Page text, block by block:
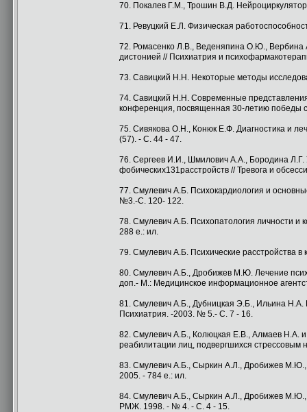
70. Покалев Г.М., Трошин В.Д.
71. Ревуцкий Е.Л. Физическая
72. Ромасенко Л.В., Веденяпина О.Ю., Вербина
дистонией // Психиатрия и
73. Савицкий H.H. Некоторые методы
74. Савицкий H.H. Современные
конференция, посвященная 30-летию победы
75. Сивякова О.Н., Конюк Е.Ф. Диагностика и
(57). - С. 44 - 47.
76. Сергеев И.И., Шмилович A.A., Бородина
фобических131расстройств // Тревога и
77. Смулевич А.Б. Психокардиология и
№3.-С. 120- 122.
78. Смулевич А.Б. Психопатология личности
288 е.: ил.
79. Смулевич А.Б. Психические расстройства
80. Смулевич А.Б., Дробижев М.Ю. Лечение
доп.- М.: Медицинское информационное
81. Смулевич А.Б., Дубницкая Э.Б., Ильина H.A.
Психиатрия. -2003. № 5.- С. 7 - 16.
82. Смулевич А.Б., Колюцкая Е.В., Алмаев H.A.
реабилитации лиц, подвергшихся
83. Смулевич А.Б., Сыркин А.Л., Дробижев
2005. - 784 е.: ил.
84. Смулевич А.Б., Сыркин А.Л., Дробижев М.Ю.,
РМЖ. 1998. - № 4. - С. 4 - 15.